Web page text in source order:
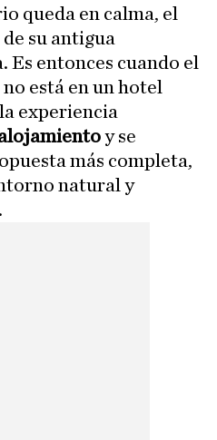
queda en calma, el
su antigua
Es entonces cuando el
está en un hotel
experiencia
y se
más completa,
natural y